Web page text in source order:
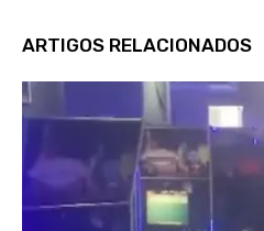
ARTIGOS RELACIONADOS